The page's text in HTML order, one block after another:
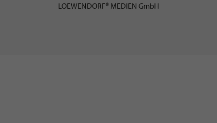
LOEWENDORF® MEDIEN GmbH